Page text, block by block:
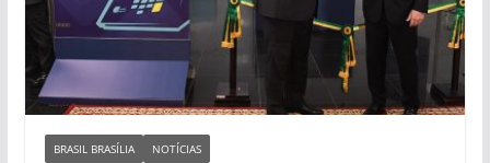
BRASIL BRASÍLIA NOTÍCIAS